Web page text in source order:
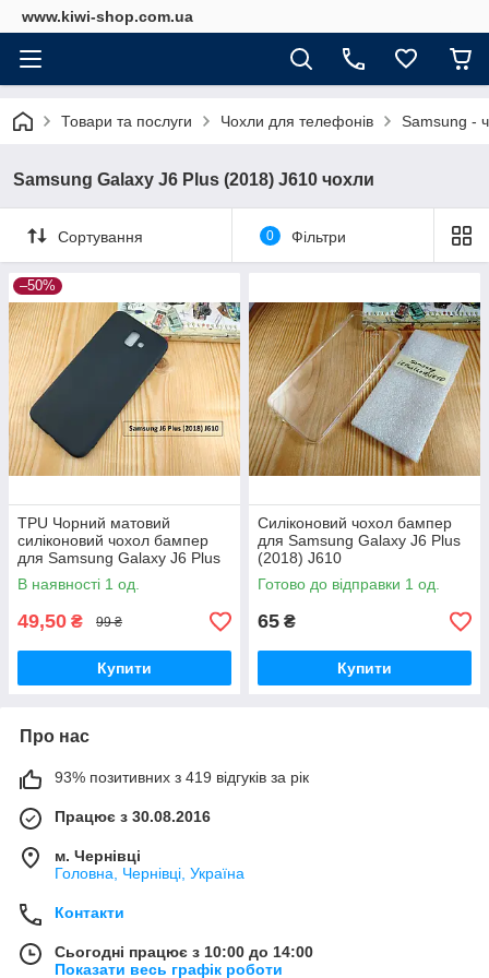
www.kiwi-shop.com.ua
Товари та послуги Чохли для телефонів Samsung -
Samsung Galaxy J6 Plus (2018) J610 чохли
Сортування 0 Фільтри
–50%
TPU Чорний матовий
силіконовий чохол бампер
для Samsung Galaxy J6 Plus
(2018) J610
В наявності 1 од.
49,50 ₴ 99 ₴
Купити
Силіконовий чохол бампер
для Samsung Galaxy J6 Plus
(2018) J610
Готово до відправки 1 од.
65 ₴
Купити
Про нас
93% позитивних з 419 відгуків за рік
Працює з 30.08.2016
м. Чернівці
Головна, Чернівці, Україна
Контакти
Сьогодні працює з 10:00 до 14:00
Показати весь графік роботи